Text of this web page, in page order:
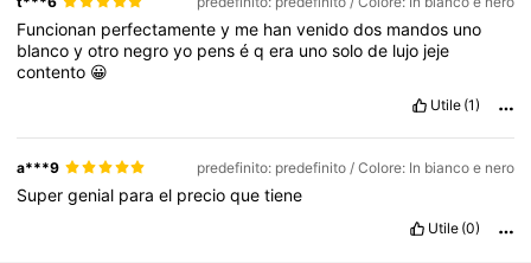
Funcionan perfectamentey me hanvenidodos mandos uno
blancoyotro negroyo penséqera unosolode lujo jeje
contento 😀
Utile (1)
a***9 predefinito: predefinito / Colore: In bianco e nero
Supergenial parael precioquetiene
Utile (0)